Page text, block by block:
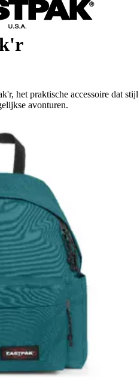
het praktische accessoire dat stijl
avonturen.